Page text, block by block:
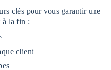
clés pour vous garantir une
à la fin :
client